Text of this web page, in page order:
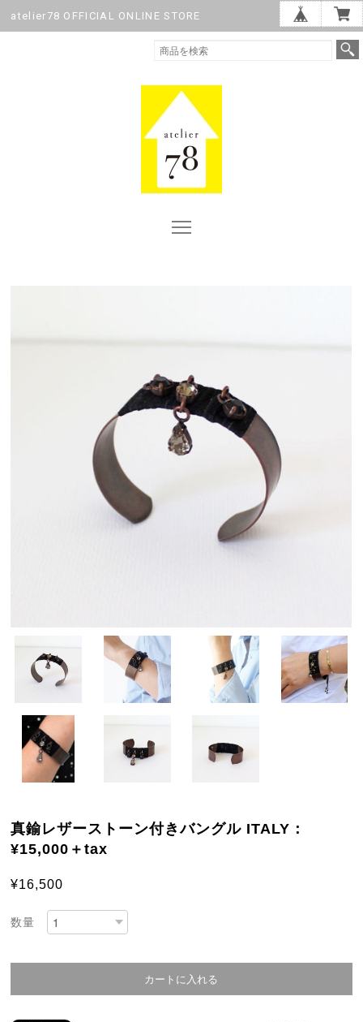
atelier78 OFFICIAL ONLINE STORE
真鍮レザーストーン付きバングル ITALY：
¥15,000＋tax
¥16,500
数量